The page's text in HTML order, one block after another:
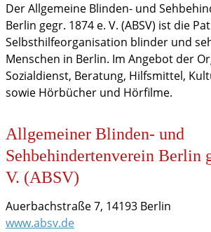
Der Allgemeine Blinden- und
Berlin gegr. 1874 e. V. (ABSV) ist die
Selbsthilfeorganisation blinder und
Menschen in Berlin. Im Angebot der
Sozialdienst, Beratung, Hilfsmittel,
sowie Hörbücher und Hörfilme.
Allgemeiner Blinden- und
Sehbehindertenverein Berlin
V. (ABSV)
Auerbachstraße 7, 14193 Berlin
www.absv.de